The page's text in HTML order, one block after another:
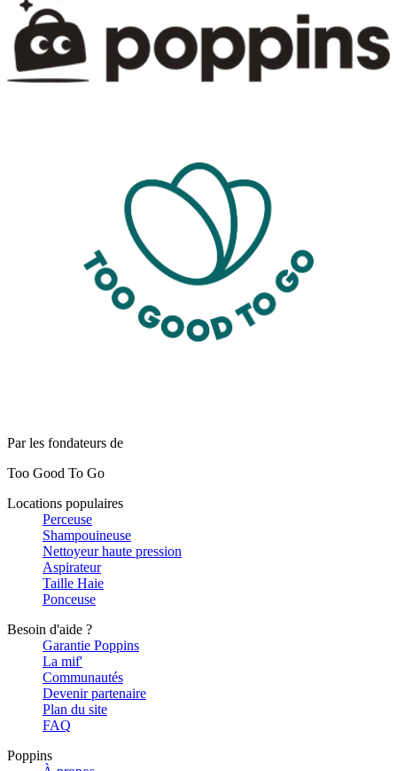
Par les fondateurs de
Too Good To Go
Locations populaires
Perceuse
Shampouineuse
Nettoyeur haute pression
Aspirateur
Taille Haie
Ponceuse
Besoin d'aide ?
Garantie Poppins
La mif'
Communautés
Devenir partenaire
Plan du site
FAQ
Poppins